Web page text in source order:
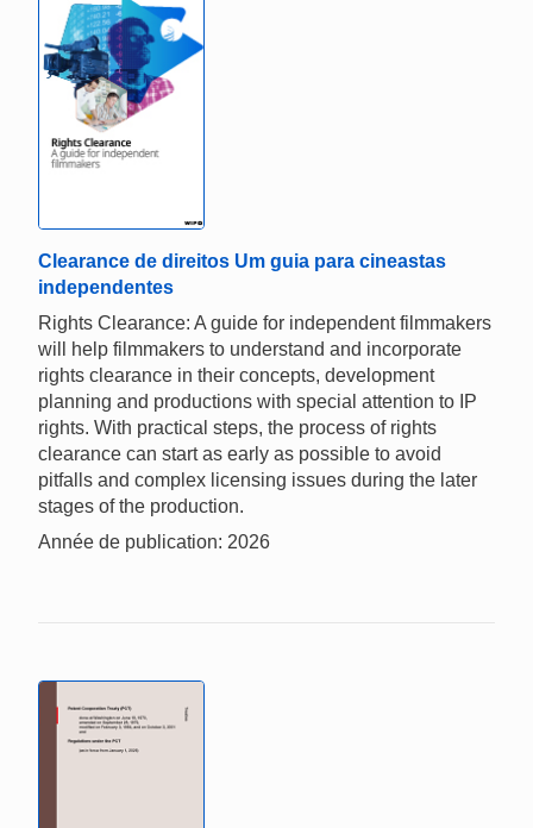
Clearance de direitos Um guia para cineastas
independentes
Rights Clearance: A guide for independent filmmakers
will help filmmakers to understand and incorporate
rights clearance in their concepts, development
planning and productions with special attention to IP
rights. With practical steps, the process of rights
clearance can start as early as possible to avoid
pitfalls and complex licensing issues during the later
stages of the production.
Année de publication: 2026